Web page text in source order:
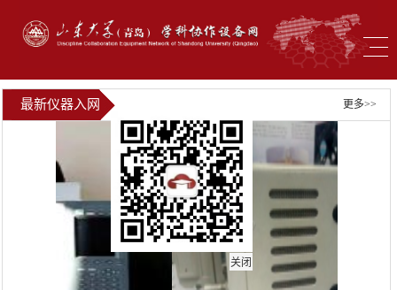
最新仪器入网 更多>>
关闭